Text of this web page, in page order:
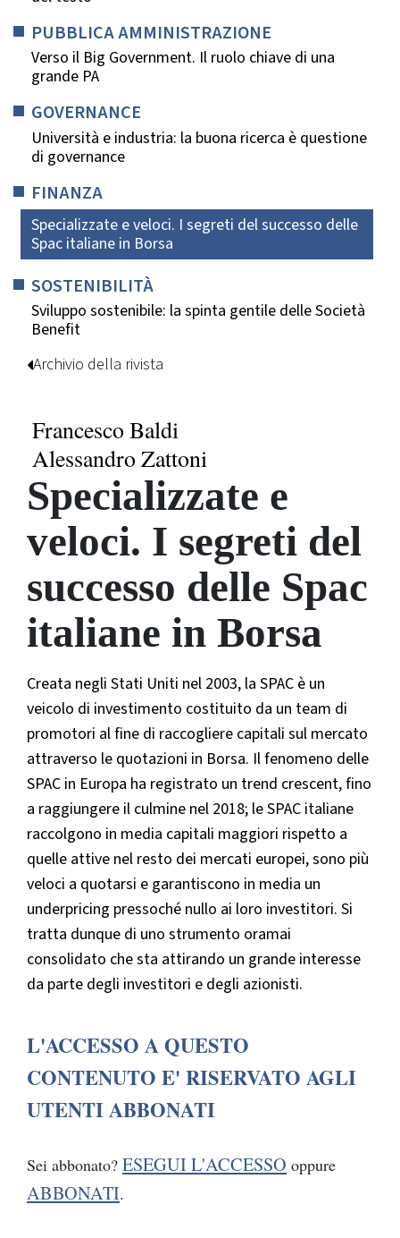
PUBBLICA AMMINISTRAZIONE
Verso il Big Government. Il ruolo chiave di una
grande PA
GOVERNANCE
Università e industria: la buona ricerca è questione
di governance
FINANZA
Specializzate e veloci. I segreti del successo delle
Spac italiane in Borsa
SOSTENIBILITÀ
Sviluppo sostenibile: la spinta gentile delle Società
Benefit
Archivio della rivista
Francesco Baldi
Alessandro Zattoni
Specializzate e
veloci. I segreti del
successo delle Spac
italiane in Borsa
Creata negli Stati Uniti nel 2003, la SPAC è un
veicolo di investimento costituito da un team di
promotori al fine di raccogliere capitali sul mercato
attraverso le quotazioni in Borsa. Il fenomeno delle
SPAC in Europa ha registrato un trend crescent, fino
a raggiungere il culmine nel 2018; le SPAC italiane
raccolgono in media capitali maggiori rispetto a
quelle attive nel resto dei mercati europei, sono più
veloci a quotarsi e garantiscono in media un
underpricing pressoché nullo ai loro investitori. Si
tratta dunque di uno strumento oramai
consolidato che sta attirando un grande interesse
da parte degli investitori e degli azionisti.
L'ACCESSO A QUESTO
CONTENUTO E' RISERVATO AGLI
UTENTI ABBONATI
Sei abbonato? ESEGUI L'ACCESSO oppure
ABBONATI.